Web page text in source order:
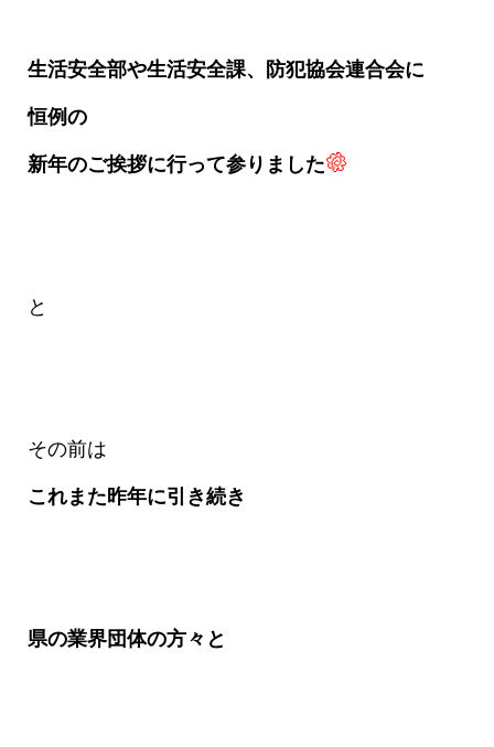
生活安全部や生活安全課、防犯協会連合会に
恒例の
新年のご挨拶に行って参りました
と
その前は
これまた昨年に引き続き
県の業界団体の方々と